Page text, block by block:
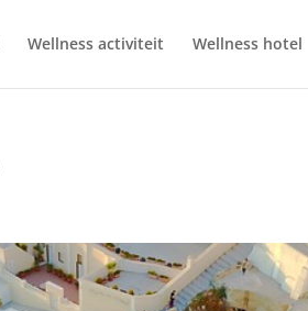
Wellness activiteit Wellness hotel